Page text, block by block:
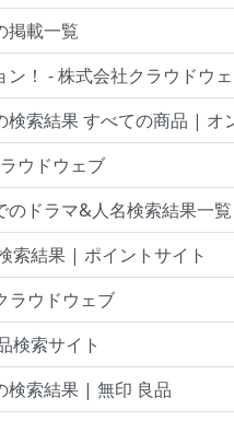
掲載一覧
！ - 株式会社クラウドウ
検索結果 すべての商品 | オ
ウドウェブ
のドラマ&人名検索結果一覧
索結果 | ポイントサイト
ラウドウェブ
検索サイト
検索結果 | 無印 良品